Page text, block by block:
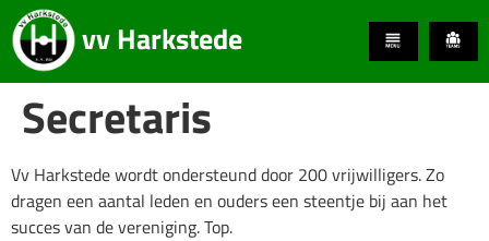
vv Harkstede
Secretaris
Vv Harkstede wordt ondersteund door 200 vrijwilligers. Zo
dragen een aantal leden en ouders een steentje bij aan het
succes van de vereniging. Top.